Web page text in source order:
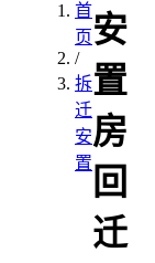
首
页
/
拆
迁
安
置
安
置
房
回
迁